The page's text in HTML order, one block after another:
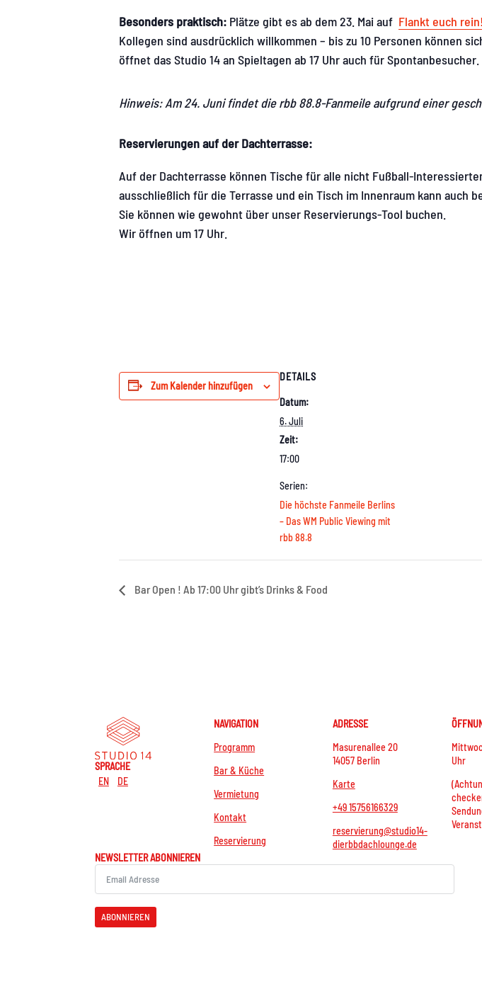
Besonders praktisch: Plätze gibt es ab dem 23. Mai auf Flankt euch
Kollegen sind ausdrücklich willkommen – bis zu 10 Personen können
öffnet das Studio 14 an Spieltagen ab 17 Uhr auch für
Hinweis: Am 24. Juni findet die rbb 88.8-Fanmeile aufgrund einer
Reservierungen auf der Dachterrasse:
Auf der Dachterrasse können Tische für alle nicht Fußball-
ausschließlich für die Terrasse und ein Tisch im Innenraum kann auch
Sie können wie gewohnt über unser Reservierungs-Tool buchen.
Wir öffnen um 17 Uhr.
Zum Kalender hinzufügen
DETAILS
Datum:
6. Juli
Zeit:
17:00
Serien:
Die höchste Fanmeile Berlins
– Das WM Public Viewing mit
rbb 88.8
Bar Open ! Ab 17:00 Uhr gibt’s Drinks & Food
SPRACHE
EN
DE
NAVIGATION
Programm
Bar & Küche
Vermietung
Kontakt
Reservierung
ADRESSE
Masurenallee 20
14057 Berlin
Karte
+49 15756166329
reservierung@studio14-
dierbbdachlounge.de
Uhr
NEWSLETTER ABONNIEREN
ABONNIEREN